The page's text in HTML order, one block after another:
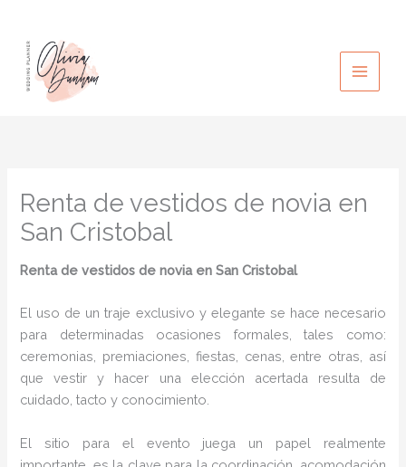
contenido
Renta de vestidos de novia en
San Cristobal
Renta de vestidos de novia en San Cristobal
El uso de un traje exclusivo y elegante se hace necesario
para determinadas ocasiones formales, tales como:
ceremonias, premiaciones, fiestas, cenas, entre otras, así
que vestir y hacer una elección acertada resulta de
cuidado, tacto y conocimiento.
El sitio para el evento juega un papel realmente